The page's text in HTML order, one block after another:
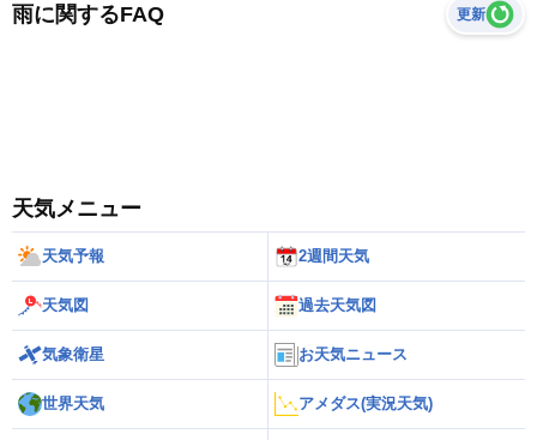
雨に関するFAQ
更新
天気メニュー
天気予報 2週間天気
天気図 過去天気図
気象衛星 お天気ニュース
世界天気 アメダス(実況天気)